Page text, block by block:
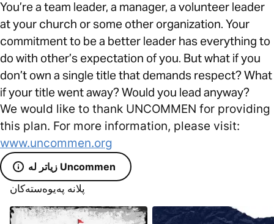
You’re a team leader, a manager, a volunteer leader
at your church or some other organization. Your
commitment to be a better leader has everything to
do with other’s expectation of you. But what if you
don’t own a single title that demands respect? What
if your title went away? Would you lead anyway?
We would like to thank UNCOMMEN for providing
this plan. For more information, please visit:
www.uncommen.org
زیاتر لە Uncommen
پلانە پەیوەستەکان